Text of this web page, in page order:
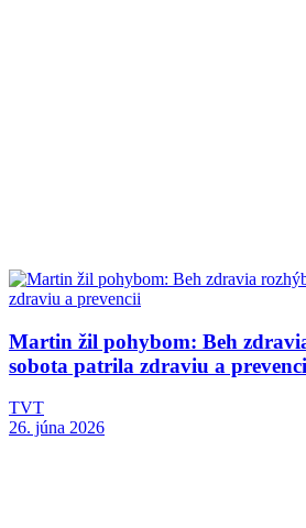
Martin žil pohybom: Beh
sobota patrila zdraviu a
TVT
26. júna 2026